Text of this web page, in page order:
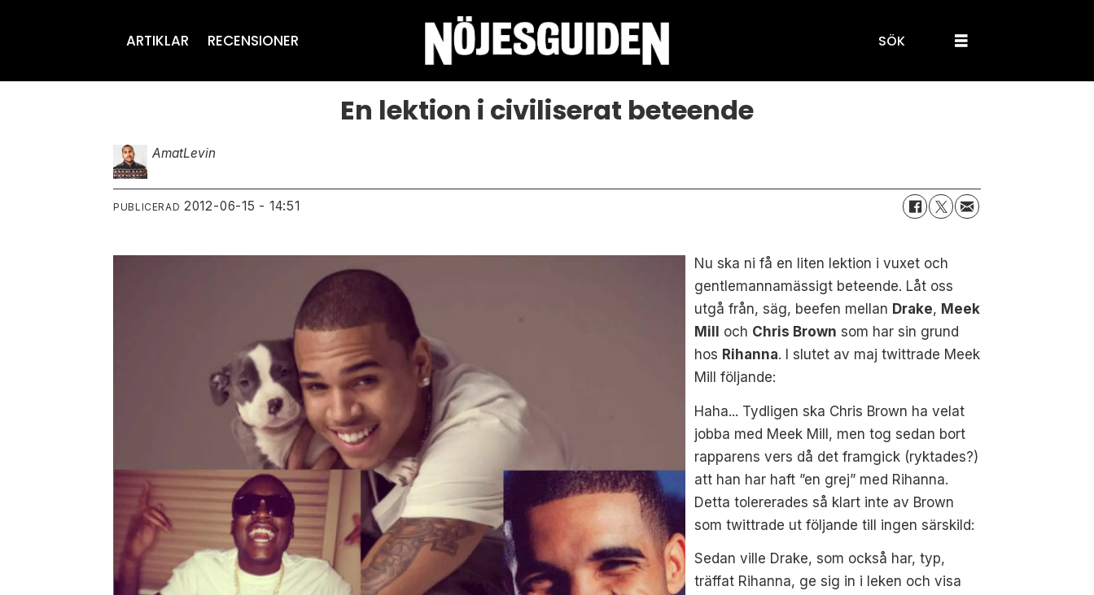
ARTIKLAR RECENSIONER SÖK
En lektion i civiliserat beteende
AmatLevin
PUBLICERAD 2012-06-15 - 14:51
Nu ska ni få en liten lektion i vuxet och
gentlemannamässigt beteende. Låt oss
utgå från, säg, beefen mellan Drake, Meek
Mill
och Chris Brown som har sin grund
hos Rihanna. I slutet av maj twittrade Meek
Mill följande:
Haha... Tydligen ska Chris Brown ha velat
jobba med Meek Mill, men tog sedan bort
rapparens vers då det framgick (ryktades?)
att han har haft ”en grej” med Rihanna.
Detta tolererades så klart inte av Brown
som twittrade ut följande till ingen särskild:
Sedan ville Drake, som också har, typ,
träffat Rihanna, ge sig in i leken och visa